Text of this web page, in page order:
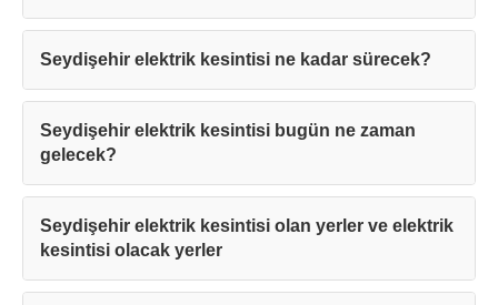
Seydişehir elektrik kesintisi ne kadar sürecek?
Seydişehir elektrik kesintisi bugün ne zaman
gelecek?
Seydişehir elektrik kesintisi olan yerler ve elektrik
kesintisi olacak yerler